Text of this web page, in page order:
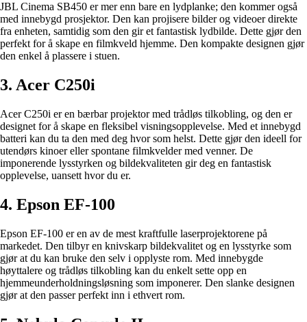
JBL Cinema SB450 er mer enn bare en lydplanke; den kommer også
med innebygd prosjektor. Den kan projisere bilder og videoer direkte
fra enheten, samtidig som den gir et fantastisk lydbilde. Dette gjør den
perfekt for å skape en filmkveld hjemme. Den kompakte designen gjør
den enkel å plassere i stuen.
3. Acer C250i
Acer C250i er en bærbar projektor med trådløs tilkobling, og den er
designet for å skape en fleksibel visningsopplevelse. Med et innebygd
batteri kan du ta den med deg hvor som helst. Dette gjør den ideell for
utendørs kinoer eller spontane filmkvelder med venner. De
imponerende lysstyrken og bildekvaliteten gir deg en fantastisk
opplevelse, uansett hvor du er.
4. Epson EF-100
Epson EF-100 er en av de mest kraftfulle laserprojektorene på
markedet. Den tilbyr en knivskarp bildekvalitet og en lysstyrke som
gjør at du kan bruke den selv i opplyste rom. Med innebygde
høyttalere og trådløs tilkobling kan du enkelt sette opp en
hjemmeunderholdningsløsning som imponerer. Den slanke designen
gjør at den passer perfekt inn i ethvert rom.